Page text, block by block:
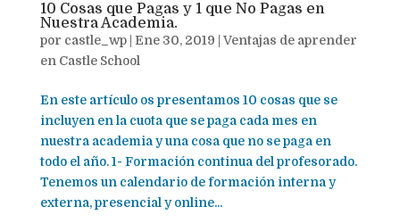
10 Cosas que Pagas y 1 que No Pagas en
Nuestra Academia.
por castle_wp| Ene 30, 2019
Ventajas de aprender
en Castle School
En este artículo os presentamos 10 cosas que se
incluyen en la cuota que se paga cada mes en
nuestra academia y una cosa que no se paga en
todo el año. 1- Formación continua del profesorado.
Tenemos un calendario de formación interna y
externa, presencial y online...